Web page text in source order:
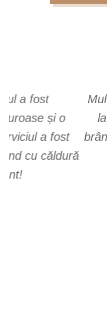
Mulțumim
la
brânzeturilor au